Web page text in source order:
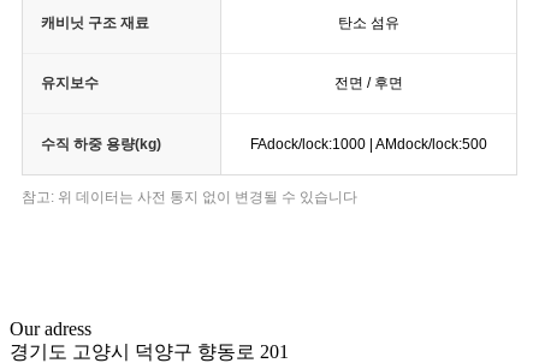
캐비닛 구조 재료
유지보수
수직 하중 용량(kg)
탄소 섬유
전면 / 후면
FAdock/lock:1000 | AMdock/lock:500
참고: 위 데이터는 사전 통지 없이 변경될 수 있습니다
Our adress
경기도 고양시 덕양구 향동로 201